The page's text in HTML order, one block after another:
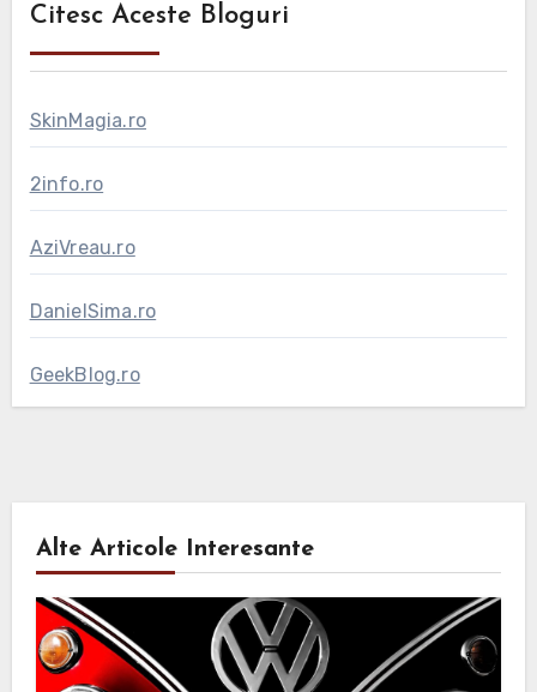
Citesc Aceste Bloguri
SkinMagia.ro
2info.ro
AziVreau.ro
DanielSima.ro
GeekBlog.ro
Alte Articole Interesante